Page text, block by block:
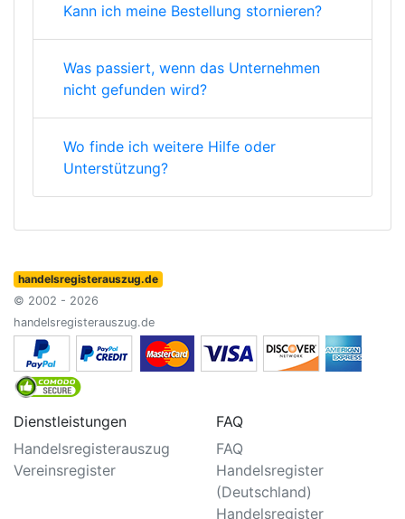
Kann ich meine Bestellung stornieren?
Was passiert, wenn das Unternehmen
nicht gefunden wird?
Wo finde ich weitere Hilfe oder
Unterstützung?
handelsregisterauszug.de
© 2002 - 2026
handelsregisterauszug.de
Dienstleistungen
Handelsregisterauszug
Vereinsregister
FAQ
FAQ
Handelsregister
(Deutschland)
Handelsregister